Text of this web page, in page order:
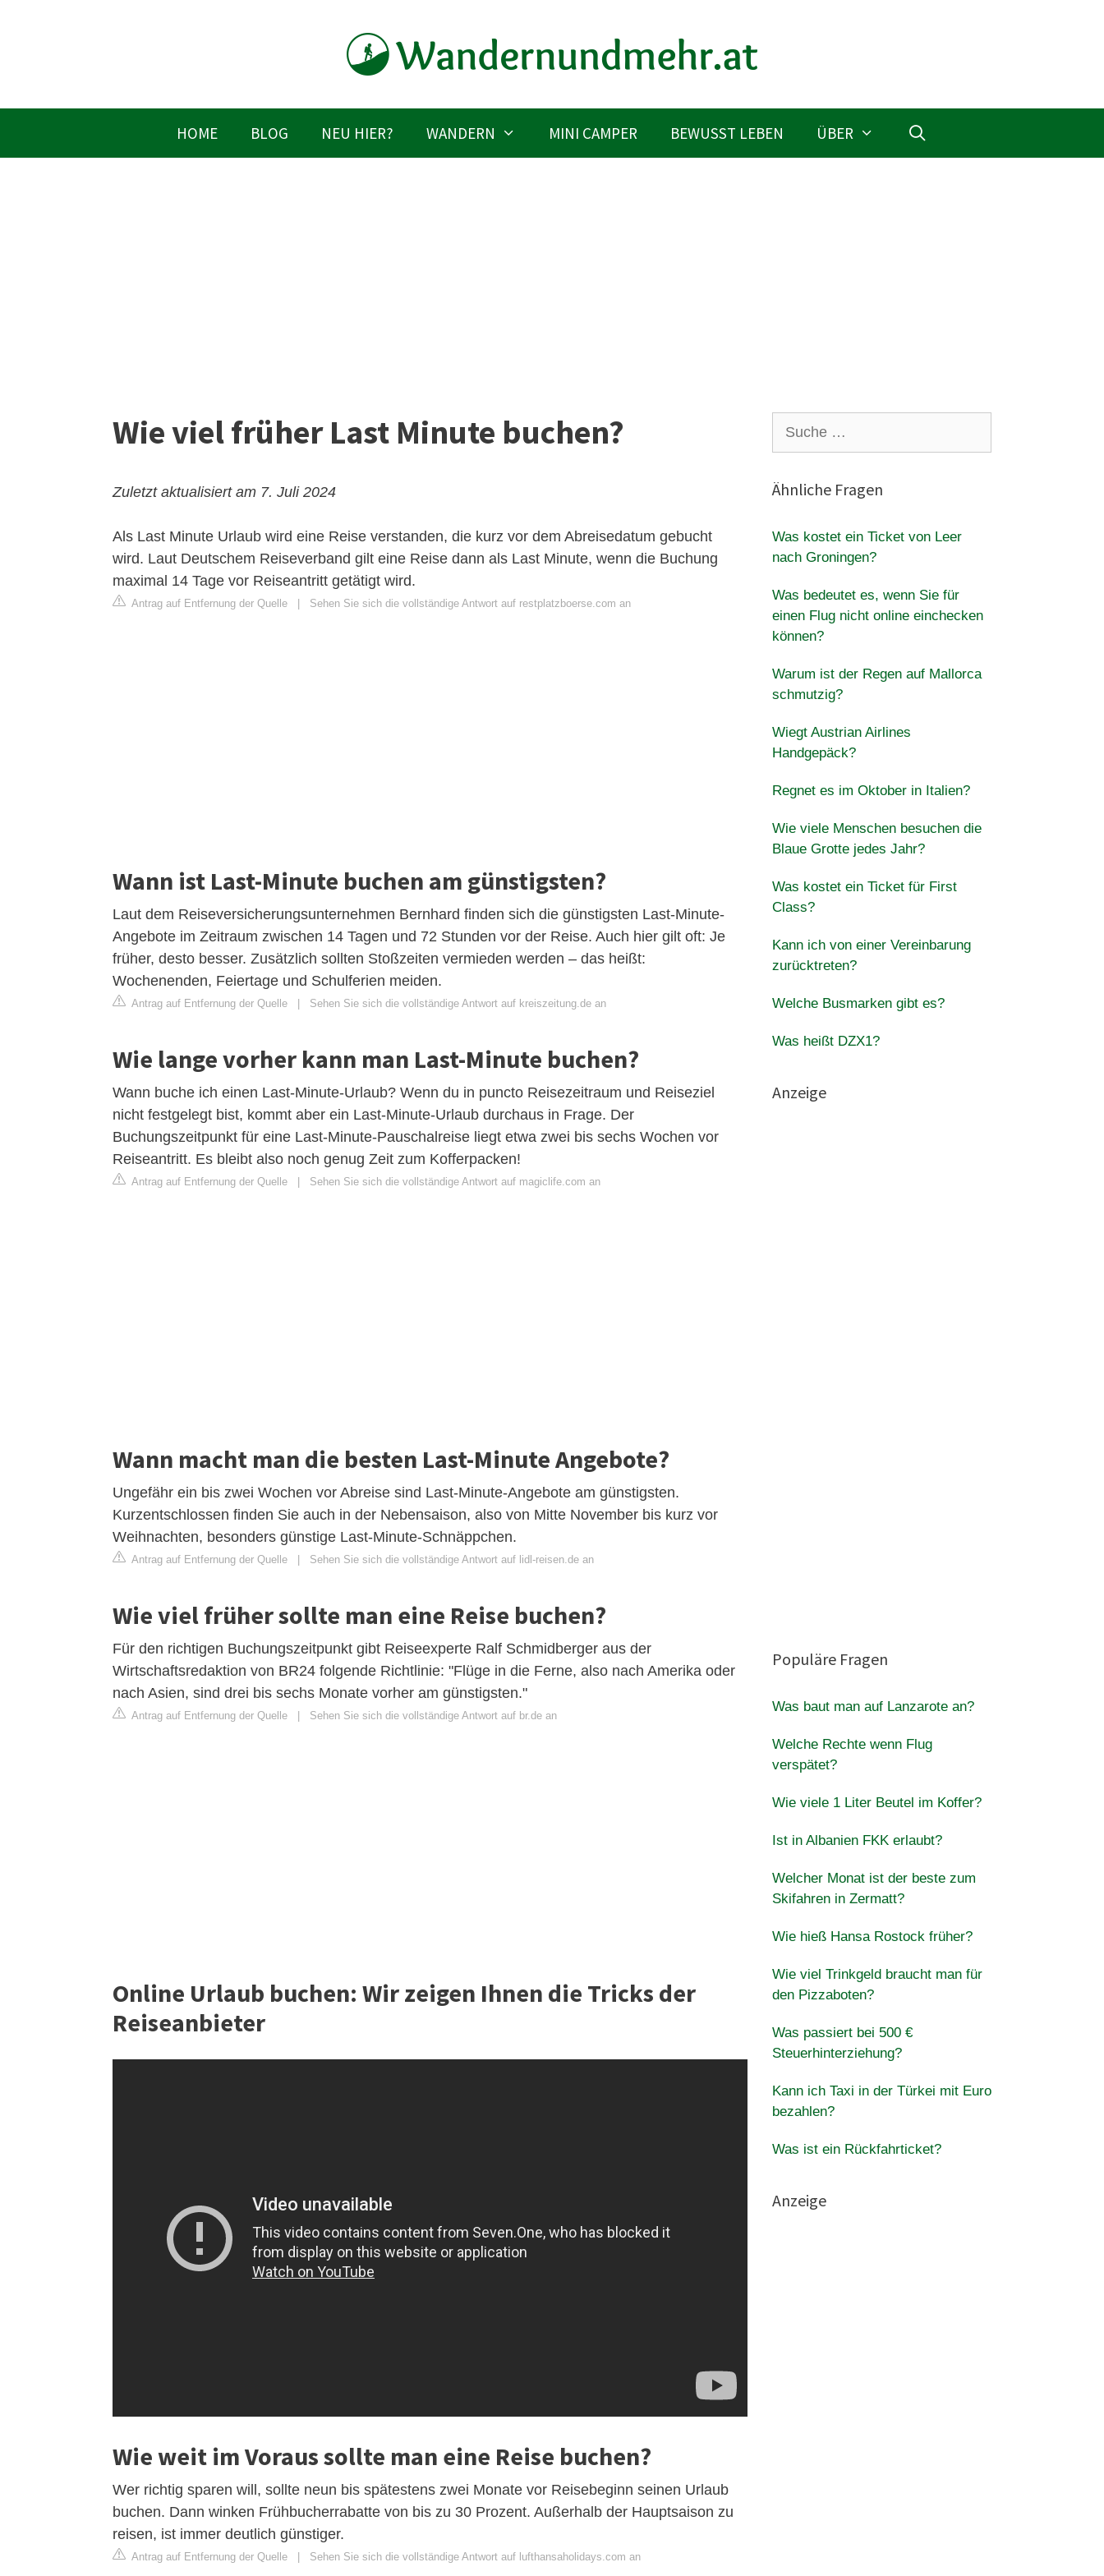
HOME BLOG NEU HIER? WANDERN MINI CAMPER BEWUSST LEBEN ÜBER
Wie viel früher Last Minute buchen?
Zuletzt aktualisiert am 7. Juli 2024
Als Last Minute Urlaub wird eine Reise verstanden, die kurz vor dem Abreisedatum gebucht
wird. Laut Deutschem Reiseverband gilt eine Reise dann als Last Minute, wenn die Buchung
maximal 14 Tage vor Reiseantritt getätigt wird.
Antrag auf Entfernung der Quelle Sehen Sie sich die vollständige Antwort auf restplatzboerse.com an
Wann ist Last-Minute buchen am günstigsten?
Laut dem Reiseversicherungsunternehmen Bernhard finden sich die günstigsten Last-Minute-
Angebote im Zeitraum zwischen 14 Tagen und 72 Stunden vor der Reise. Auch hier gilt oft: Je
früher, desto besser. Zusätzlich sollten Stoßzeiten vermieden werden – das heißt:
Wochenenden, Feiertage und Schulferien meiden.
Antrag auf Entfernung der Quelle Sehen Sie sich die vollständige Antwort auf kreiszeitung.de an
Wie lange vorher kann man Last-Minute buchen?
Wann buche ich einen Last-Minute-Urlaub? Wenn du in puncto Reisezeitraum und Reiseziel
nicht festgelegt bist, kommt aber ein Last-Minute-Urlaub durchaus in Frage. Der
Buchungszeitpunkt für eine Last-Minute-Pauschalreise liegt etwa zwei bis sechs Wochen vor
Reiseantritt. Es bleibt also noch genug Zeit zum Kofferpacken!
Antrag auf Entfernung der Quelle Sehen Sie sich die vollständige Antwort auf magiclife.com an
Wann macht man die besten Last-Minute Angebote?
Ungefähr ein bis zwei Wochen vor Abreise sind Last-Minute-Angebote am günstigsten.
Kurzentschlossen finden Sie auch in der Nebensaison, also von Mitte November bis kurz vor
Weihnachten, besonders günstige Last-Minute-Schnäppchen.
Antrag auf Entfernung der Quelle Sehen Sie sich die vollständige Antwort auf lidl-reisen.de an
Wie viel früher sollte man eine Reise buchen?
Für den richtigen Buchungszeitpunkt gibt Reiseexperte Ralf Schmidberger aus der
Wirtschaftsredaktion von BR24 folgende Richtlinie: "Flüge in die Ferne, also nach Amerika oder
nach Asien, sind drei bis sechs Monate vorher am günstigsten."
Antrag auf Entfernung der Quelle Sehen Sie sich die vollständige Antwort auf br.de an
Online Urlaub buchen: Wir zeigen Ihnen die Tricks der
Reiseanbieter
Wie weit im Voraus sollte man eine Reise buchen?
Wer richtig sparen will, sollte neun bis spätestens zwei Monate vor Reisebeginn seinen Urlaub
buchen. Dann winken Frühbucherrabatte von bis zu 30 Prozent. Außerhalb der Hauptsaison zu
reisen, ist immer deutlich günstiger.
Antrag auf Entfernung der Quelle | Sehen Sie sich die vollständige Antwort auf lufthansaholidays.com an
nach:
Ähnliche Fragen
Was kostet ein Ticket von Leer
nach Groningen?
Was bedeutet es, wenn Sie für
einen Flug nicht online einchecken
können?
Warum ist der Regen auf Mallorca
schmutzig?
Wiegt Austrian Airlines
Handgepäck?
Regnet es im Oktober in Italien?
Wie viele Menschen besuchen die
Blaue Grotte jedes Jahr?
Was kostet ein Ticket für First
Class?
Kann ich von einer Vereinbarung
zurücktreten?
Welche Busmarken gibt es?
Was heißt DZX1?
Anzeige
Populäre Fragen
Was baut man auf Lanzarote an?
Welche Rechte wenn Flug
verspätet?
Wie viele 1 Liter Beutel im Koffer?
Ist in Albanien FKK erlaubt?
Welcher Monat ist der beste zum
Skifahren in Zermatt?
Wie hieß Hansa Rostock früher?
Wie viel Trinkgeld braucht man für
den Pizzaboten?
Was passiert bei 500 €
Steuerhinterziehung?
Kann ich Taxi in der Türkei mit Euro
bezahlen?
Was ist ein Rückfahrticket?
Anzeige